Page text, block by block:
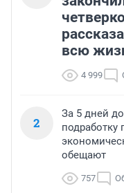
всю
4 999
2
За 5 дней
подработку
обещают
757